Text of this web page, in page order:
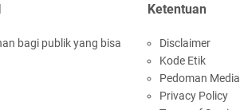
bagi publik yang bisa
Ketentuan
Disclaimer
Kode Etik
Pedoman Media
Privacy Policy